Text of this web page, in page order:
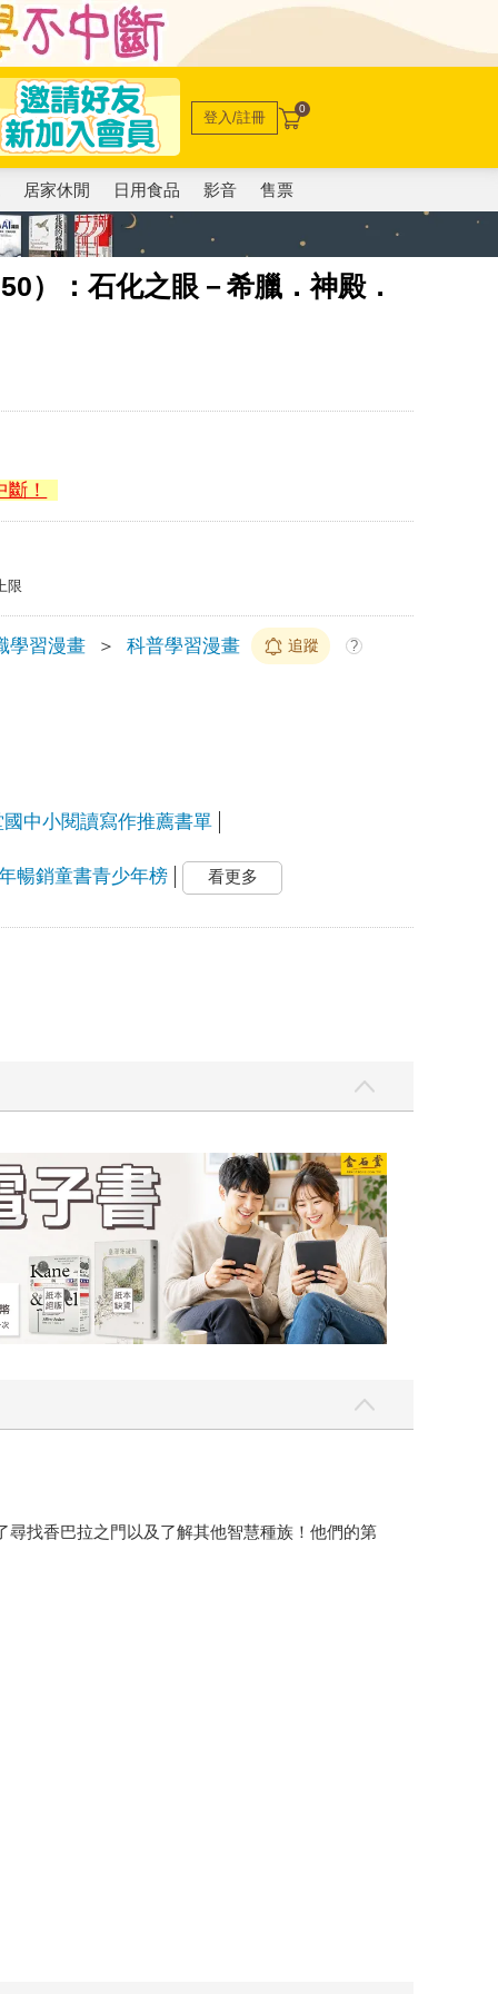
登入/註冊 0
居家休閒 日用食品 影音 售票
）：石化之眼－希臘．神殿．
！
限
學習漫畫 ＞ 科普學習漫畫 追蹤 ?
國中小閱讀寫作推薦書單
暢銷童書青少年榜 看更多
點〉第二波
找香巴拉之門以及了解其他智慧種族！他們的第